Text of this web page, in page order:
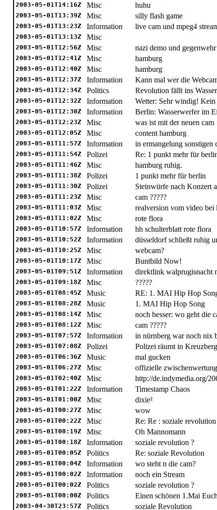
2003-05-01T14:16Z Misc huhu
2003-05-01T13:39Z Misc silly flash game
2003-05-01T13:23Z Information live cam und mpeg4
2003-05-01T13:13Z Misc
2003-05-01T12:56Z Misc nazi demo und
2003-05-01T12:41Z Misc hamburg
2003-05-01T12:40Z Misc hamburg
2003-05-01T12:37Z Information Kann mal wer die
2003-05-01T12:34Z Politics Revolution fällt ins
2003-05-01T12:32Z Information Wetter: Sehr windig!
2003-05-01T12:30Z Information Berlin: Wasserwerfer im
2003-05-01T12:23Z Misc was ist mit der neuen cam
2003-05-01T12:05Z Misc content hamburg
2003-05-01T11:57Z Information in ermangelung sonstigen
2003-05-01T11:54Z Polizei Re: 1 punkt mehr für
2003-05-01T11:46Z Misc hamburg ruhig.
2003-05-01T11:38Z Polizei 1 punkt mehr für berlin
2003-05-01T11:30Z Polizei Steinwürfe nach Konzert
2003-05-01T11:23Z Misc cam ?????
2003-05-01T11:03Z Misc realversion vom video bei
2003-05-01T11:02Z Misc rote flora
2003-05-01T10:57Z Information hh schulterblatt rote flora
2003-05-01T10:52Z Information düsseldorf schließt ruhig
2003-05-01T10:25Z Misc webcam?
2003-05-01T10:17Z Misc Buntbild Now!
2003-05-01T09:51Z Information direktlink walprugisnacht
2003-05-01T09:18Z Misc ?????
2003-05-01T08:45Z Music RE: 1. MAI Hip Hop
2003-05-01T08:28Z Music 1. MAI Hip Hop Song
2003-05-01T08:14Z Misc noch besser: wo geht die
2003-05-01T08:12Z Misc cam ?????
2003-05-01T07:57Z Information in nürnberg war noch nix
2003-05-01T07:08Z Polizei Polizei räumt in
2003-05-01T06:36Z Music mal gucken
2003-05-01T06:27Z Misc offizielle
2003-05-01T02:40Z Misc http://de.indymedia.org/
2003-05-01T01:22Z Information Timestamp Chaos
2003-05-01T01:00Z Misc dixie²
2003-05-01T00:27Z Misc wow
2003-05-01T00:22Z Misc Re: Re : soziale revolution
2003-05-01T00:19Z Misc Oh Mannomann
2003-05-01T00:18Z Information soziale revolution ?
2003-05-01T00:05Z Politics Re: soziale Revolution
2003-05-01T00:04Z Information wo steht n die cam?
2003-05-01T00:02Z Information noch ein Stream
2003-05-01T00:02Z Politics soziale revolution ?
2003-05-01T00:00Z Politics Einen schönen 1.Mai
2003-04-30T23:57Z Politics soziale Revolution